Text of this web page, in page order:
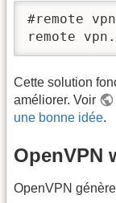
#remote
remote
Cette solution
améliorer. Voir
une bonne idée.
OpenVPN
OpenVPN